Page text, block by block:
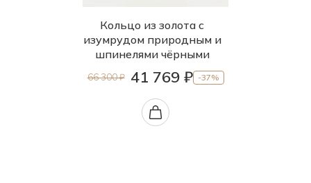
Кольцо из золота с
изумрудом природным и
шпинелями чёрными
66 300 ₽ 41 769 ₽ -37%